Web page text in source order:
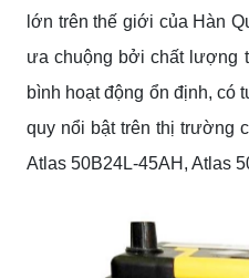
lớn trên thế giới của Hàn
ưa chuộng bởi chất lượng
bình hoạt động ổn định, có
quy nổi bật trên thị trường
Atlas 50B24L-45AH, Atlas